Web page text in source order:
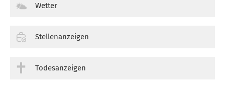
Wetter
Stellenanzeigen
Todesanzeigen